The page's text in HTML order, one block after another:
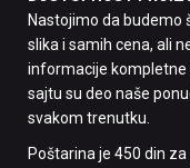
Nastojimo da budemo
slika i samih cena, ali
informacije kompletne
sajtu su deo naše
svakom trenutku.
Poštarina je 450 din